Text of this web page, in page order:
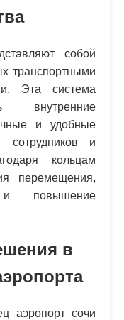
собой
транспортными
Эта система
внутренние
и удобные
сотрудников и
кольцам
перемещения,
и повышение
в
аэропорт сочи